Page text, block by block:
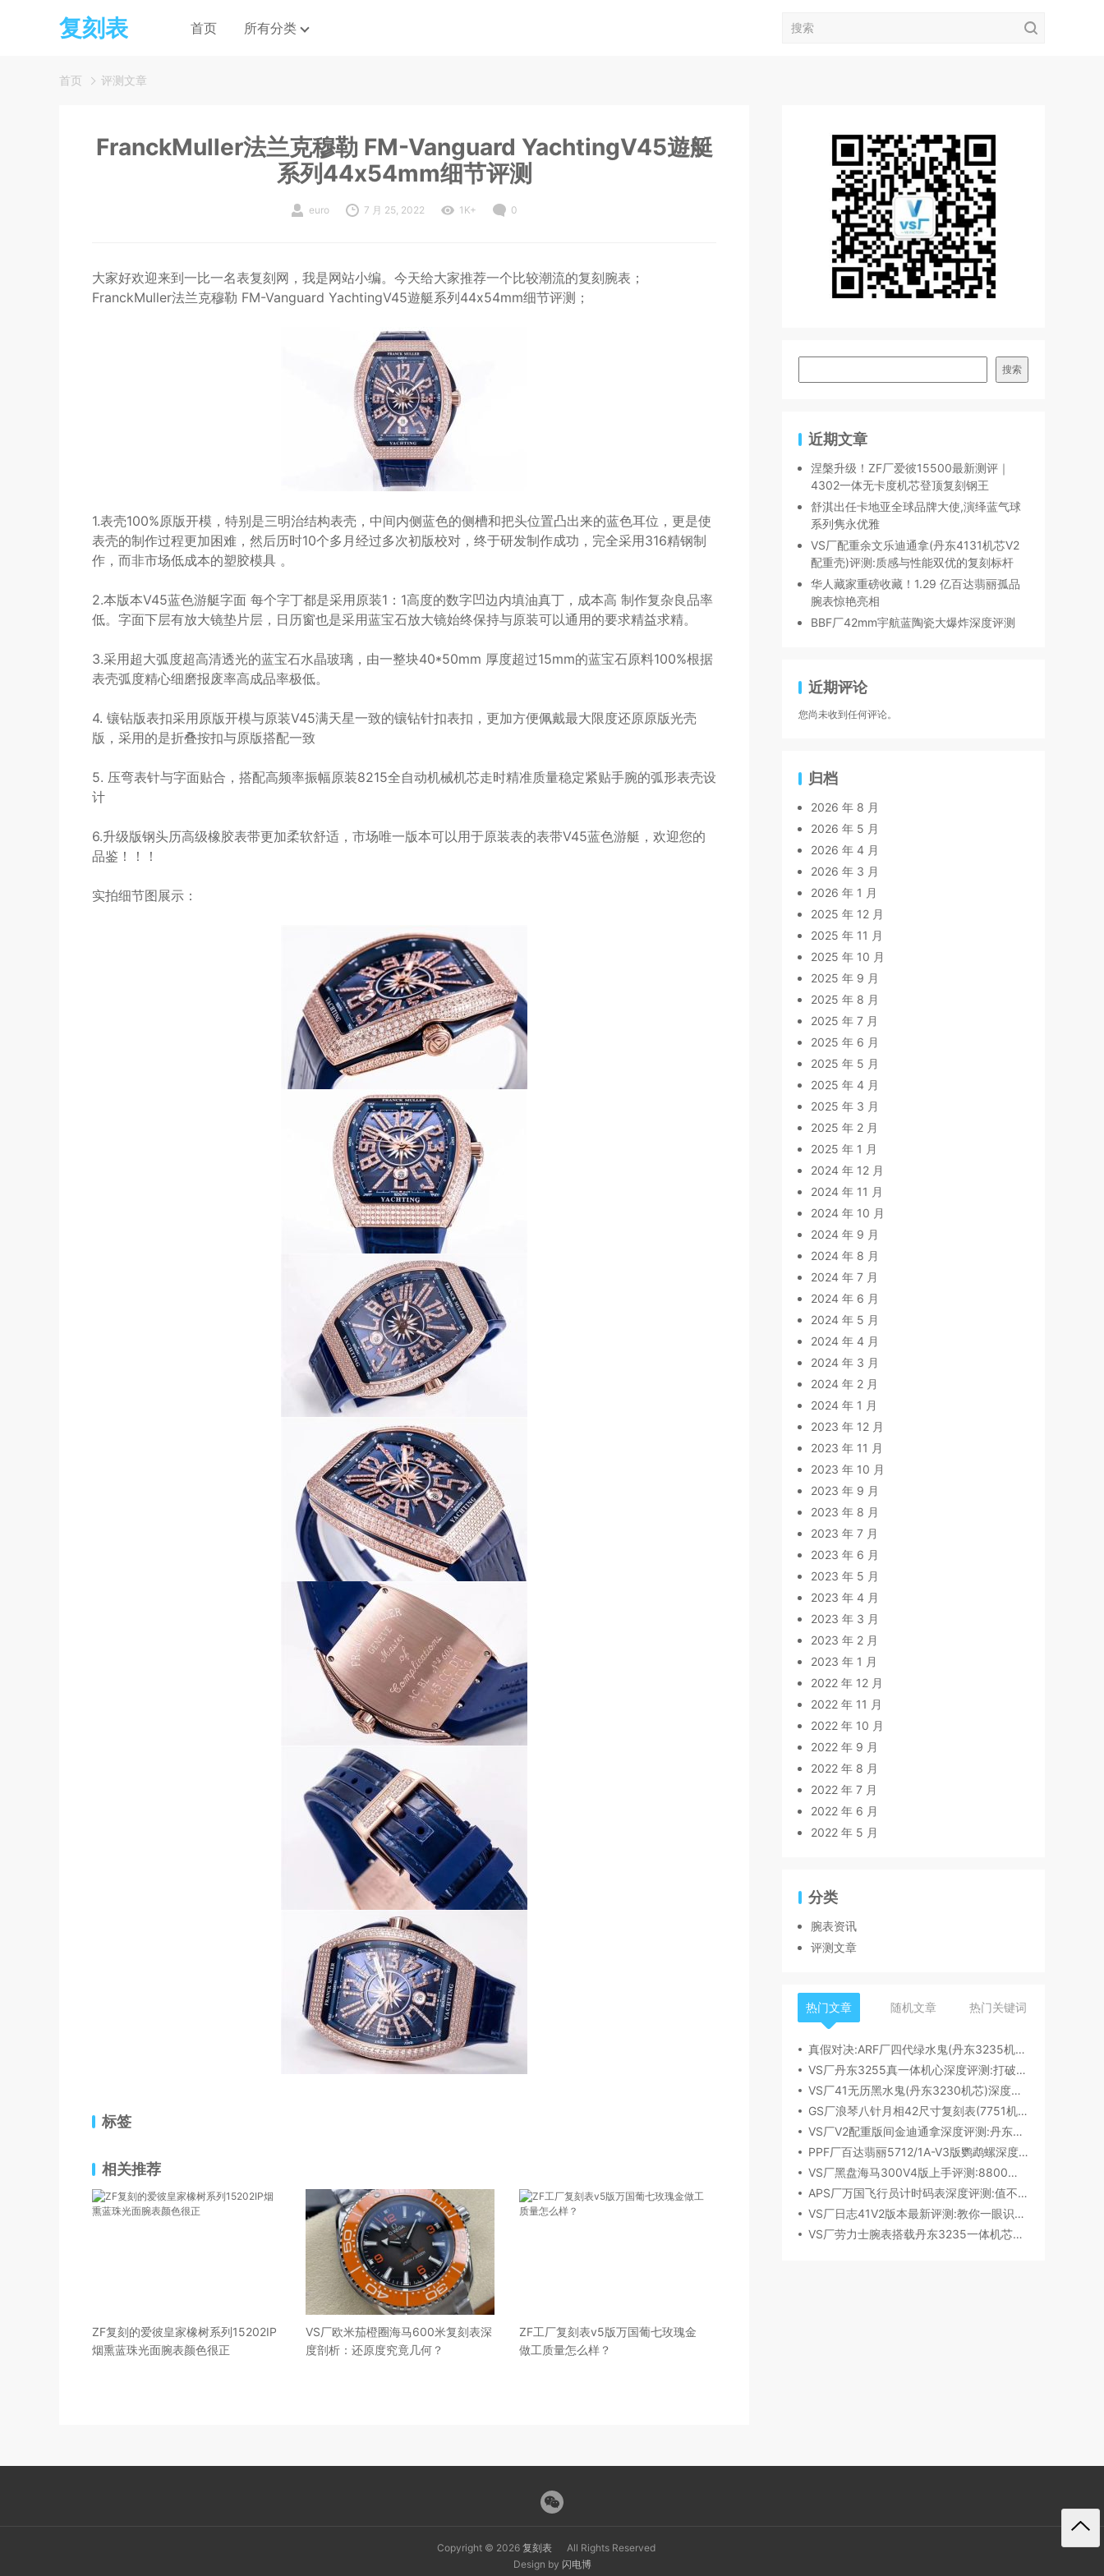
复刻表 首页 所有分类
首页 评测文章
FranckMuller法兰克穆勒 FM-Vanguard YachtingV45遊艇
系列44x54mm细节评测
euro 7 月 25, 2022 1K+ 0
大家好欢迎来到一比一名表复刻网，我是网站小编。今天给大家推荐一个比较潮流的复刻腕表；
FranckMuller法兰克穆勒 FM-Vanguard YachtingV45遊艇系列44x54mm细节评测；
1.表壳100%原版开模，特别是三明治结构表壳，中间内侧蓝色的侧槽和把头位置凸出来的蓝色耳位，更是使
表壳的制作过程更加困难，然后历时10个多月经过多次初版校对，终于研发制作成功，完全采用316精钢制
作，而非市场低成本的塑胶模具 。
2.本版本V45蓝色游艇字面 每个字丁都是采用原装1：1高度的数字凹边内填油真丁，成本高 制作复杂良品率
低。字面下层有放大镜垫片层，日历窗也是采用蓝宝石放大镜始终保持与原装可以通用的要求精益求精。
3.采用超大弧度超高清透光的蓝宝石水晶玻璃，由一整块40*50mm 厚度超过15mm的蓝宝石原料100%根据
表壳弧度精心细磨报废率高成品率极低。
4. 镶钻版表扣采用原版开模与原装V45满天星一致的镶钻针扣表扣，更加方便佩戴最大限度还原原版光壳
版，采用的是折叠按扣与原版搭配一致
5. 压弯表针与字面贴合，搭配高频率振幅原装8215全自动机械机芯走时精准质量稳定紧贴手腕的弧形表壳设
计
6.升级版钢头历高级橡胶表带更加柔软舒适，市场唯一版本可以用于原装表的表带V45蓝色游艇，欢迎您的
品鉴！！！
实拍细节图展示：
标签
相关推荐
ZF复刻的爱彼皇家橡树系列15202IP
烟熏蓝珠光面腕表颜色很正
VS厂欧米茄橙圈海马600米复刻表深
度剖析：还原度究竟几何？
ZF工厂复刻表v5版万国葡七玫瑰金
做工质量怎么样？
搜索
近期文章
涅槃升级！ZF厂爱彼15500最新测评｜
4302一体无卡度机芯登顶复刻钢王
舒淇出任卡地亚全球品牌大使,演绎蓝气球
系列隽永优雅
VS厂配重余文乐迪通拿(丹东4131机芯V2
配重壳)评测:质感与性能双优的复刻标杆
华人藏家重磅收藏！1.29 亿百达翡丽孤品
腕表惊艳亮相
BBF厂42mm宇航蓝陶瓷大爆炸深度评测
近期评论
您尚未收到任何评论。
归档
2026 年 8 月
2026 年 5 月
2026 年 4 月
2026 年 3 月
2026 年 1 月
2025 年 12 月
2025 年 11 月
2025 年 10 月
2025 年 9 月
2025 年 8 月
2025 年 7 月
2025 年 6 月
2025 年 5 月
2025 年 4 月
2025 年 3 月
2025 年 2 月
2025 年 1 月
2024 年 12 月
2024 年 11 月
2024 年 10 月
2024 年 9 月
2024 年 8 月
2024 年 7 月
2024 年 6 月
2024 年 5 月
2024 年 4 月
2024 年 3 月
2024 年 2 月
2024 年 1 月
2023 年 12 月
2023 年 11 月
2023 年 10 月
2023 年 9 月
2023 年 8 月
2023 年 7 月
2023 年 6 月
2023 年 5 月
2023 年 4 月
2023 年 3 月
2023 年 2 月
2023 年 1 月
2022 年 12 月
2022 年 11 月
2022 年 10 月
2022 年 9 月
2022 年 8 月
2022 年 7 月
2022 年 6 月
2022 年 5 月
分类
腕表资讯
评测文章
热门文章 随机文章 热门关键词
真假对决:ARF厂四代绿水鬼(丹东3235机芯)深度评测
VS厂丹东3255真一体机心深度评测:打破市场乱象,重塑复刻机芯新标杆​
VS厂41无历黑水鬼(丹东3230机芯)深度评测:性能与破绽全解析
GS厂浪琴八针月相42尺寸复刻表(7751机芯)细节全析
VS厂V2配重版间金迪通拿深度评测:丹东4131机芯加持下的165克精密之作​
PPF厂百达翡丽5712/1A-V3版鹦鹉螺深度评测:细节升级直击正品
VS厂黑盘海马300V4版上手评测:8800一体机芯加持,复刻天花板实至名归?
APS厂万国飞行员计时码表深度评测:值不值得入手？
VS厂日志41V2版本最新评测:教你一眼识破假VS
VS厂劳力士腕表搭载丹东3235一体机芯深度评测
Copyright © 2026 复刻表
All Rights Reserved
Design by 闪电博